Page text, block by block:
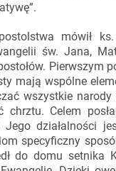
mówił
św. Jana,
Pierwszym
mają wspólne
wszystkie
chrztu. Celem
Jego działalności
specyficzny
do domu setnika